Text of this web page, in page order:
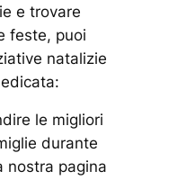
e trovare
feste, puoi
natalizie
le migliori
durante
nostra pagina